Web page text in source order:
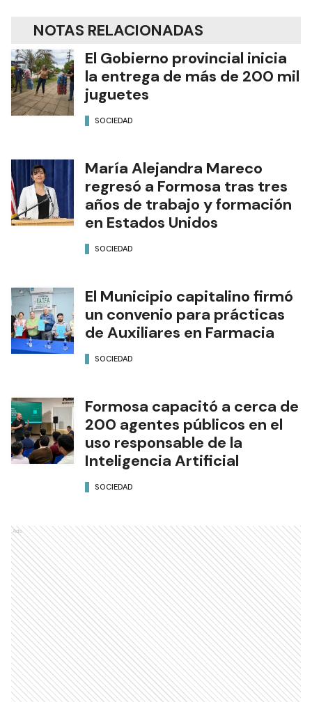
NOTAS RELACIONADAS
El Gobierno provincial inicia
la entrega de más de 200 mil
juguetes
SOCIEDAD
María Alejandra Mareco
regresó a Formosa tras tres
años de trabajo y formación
en Estados Unidos
SOCIEDAD
El Municipio capitalino firmó
un convenio para prácticas
de Auxiliares en Farmacia
SOCIEDAD
Formosa capacitó a cerca de
200 agentes públicos en el
uso responsable de la
Inteligencia Artificial
SOCIEDAD
Ads